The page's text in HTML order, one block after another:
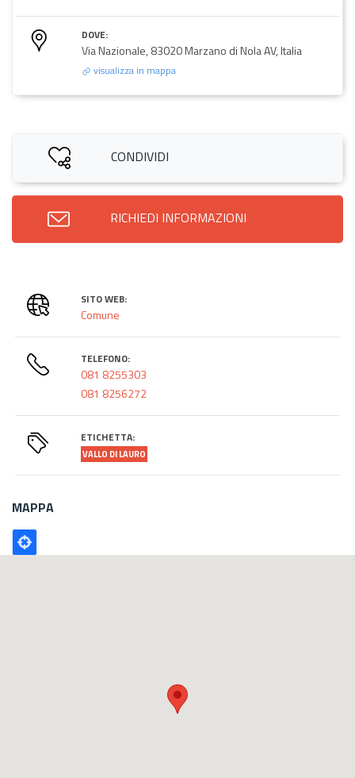
DOVE:
Via Nazionale, 83020 Marzano di Nola AV, Italia
visualizza in mappa
CONDIVIDI
RICHIEDI INFORMAZIONI
SITO WEB:
Comune
TELEFONO:
081 8255303
081 8256272
ETICHETTA:
VALLO DI LAURO
MAPPA
Poligono
GEO